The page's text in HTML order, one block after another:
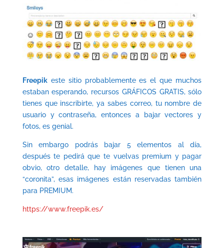
Freepikeste sitio probablemente es el que muchos
estaban esperando, recursos GRÁFICOS GRATIS, sólo
tienes que inscribirte, ya sabes correo, tu nombre de
usuario y contraseña, entonces a bajar vectores y
fotos, es genial.
Sin embargo podrás bajar 5 elementos al día,
después te pedirá que te vuelvas premium y pagar
obvio, otro detalle, hay imágenes que tienen una
“coronita”, esas imágenes están reservadas también
para PREMIUM.
https://www.freepik.es/